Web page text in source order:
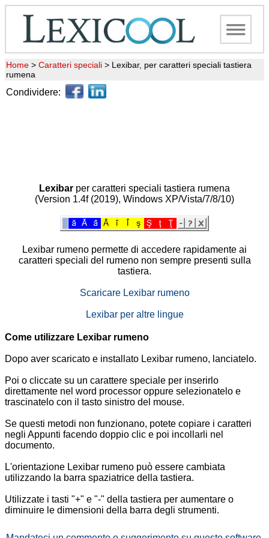
Home > Caratteri speciali > Lexibar, per caratteri speciali tastiera
rumena
Condividere:
Lexibar per caratteri speciali tastiera rumena
(Version 1.4f (2019), Windows XP/Vista/7/8/10)
Lexibar rumeno permette di accedere rapidamente ai
caratteri speciali del rumeno non sempre presenti sulla
tastiera.
Scaricare Lexibar rumeno
Lexibar per altre lingue
Come utilizzare Lexibar rumeno
Dopo aver scaricato e installato Lexibar rumeno, lanciatelo.
Poi o cliccate su un carattere speciale per inserirlo
direttamente nel word processor oppure selezionatelo e
trascinatelo con il tasto sinistro del mouse.
Se questi metodi non funzionano, potete copiare i caratteri
negli Appunti facendo doppio clic e poi incollarli nel
documento.
L'orientazione Lexibar rumeno può essere cambiata
utilizzando la barra spaziatrice della tastiera.
Utilizzate i tasti "+" e "-" della tastiera per aumentare o
diminuire le dimensioni della barra degli strumenti.